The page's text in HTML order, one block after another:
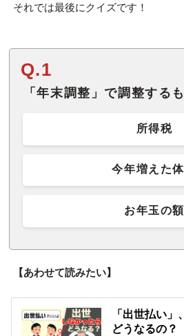
それでは最後にクイズです！
Q.1
「年末調整」で調整する
所得税
今年増えた
お年玉の額
【あわせて読みたい】
「出世払い
どうなるの？